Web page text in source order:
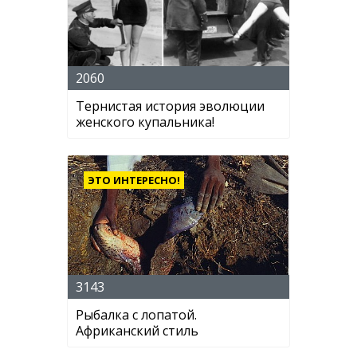
2060
Тернистая история эволюции
женского купальника!
ЭТО ИНТЕРЕСНО!
3143
Рыбалка с лопатой.
Африканский стиль